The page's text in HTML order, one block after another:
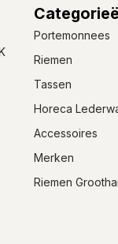
Portemonnees
Riemen
Tassen
Horeca
Accessoires
Merken
Riemen